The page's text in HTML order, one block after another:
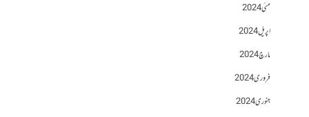
مئی 2024
اپریل 2024
مارچ 2024
فروری 2024
جنوری 2024